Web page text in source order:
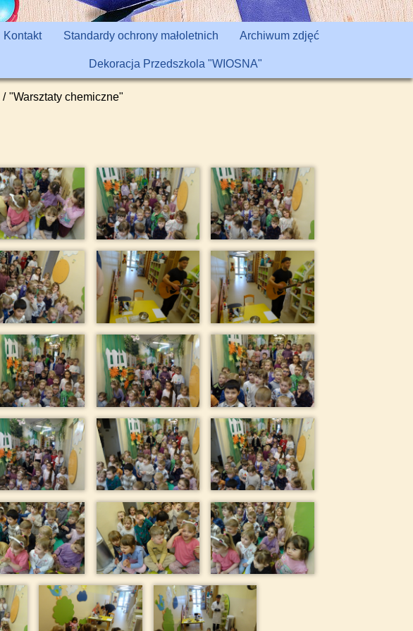
Kontakt Standardy ochrony małoletnich Archiwum zdjęć
Dekoracja Przedszkola "WIOSNA"
"Warsztaty chemiczne"